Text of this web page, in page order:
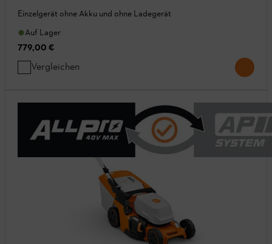
Einzelgerät ohne Akku und ohne Ladegerät
Auf Lager
779,00 €
Vergleichen